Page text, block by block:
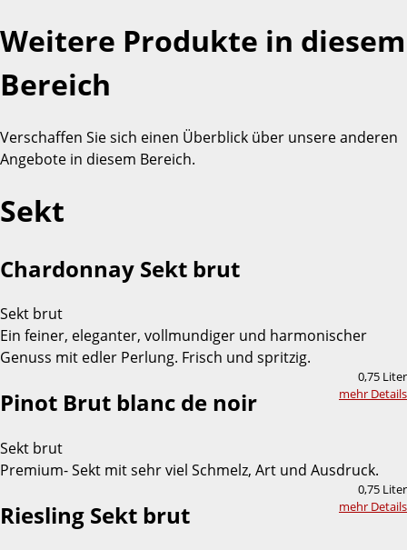
Weitere Produkte in diesem
Bereich
Verschaffen Sie sich einen Überblick über unsere anderen
Angebote in diesem Bereich.
Sekt
Chardonnay Sekt brut
Sekt brut
Ein feiner, eleganter, vollmundiger und harmonischer
Genuss mit edler Perlung. Frisch und spritzig.
0,75 Liter
mehr Details
Pinot Brut blanc de noir
Sekt brut
Premium- Sekt mit sehr viel Schmelz, Art und Ausdruck.
0,75 Liter
mehr Details
Riesling Sekt brut